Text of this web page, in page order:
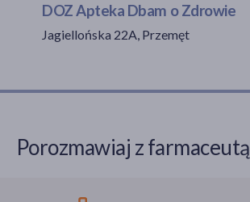
DOZ Apteka Dbam o Zdrowie
Jagiellońska 22A, Przemęt
Porozmawiaj z farmaceutą